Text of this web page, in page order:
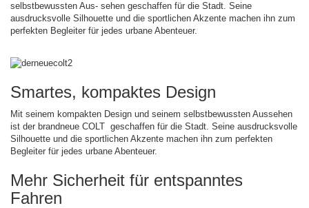
selbstbewussten Aus- sehen geschaffen für die Stadt. Seine
ausdrucksvolle Silhouette und die sportlichen Akzente machen ihn zum
perfekten Begleiter für jedes urbane Abenteuer.
Smartes, kompaktes Design
Mit seinem kompakten Design und seinem selbstbewussten Aussehen
ist der brandneue COLT geschaffen für die Stadt. Seine ausdrucksvolle
Silhouette und die sportlichen Akzente machen ihn zum perfekten
Begleiter für jedes urbane Abenteuer.
Mehr Sicherheit für entspanntes
Fahren